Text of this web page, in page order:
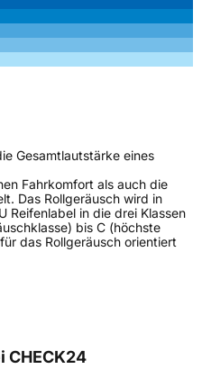
Gesamtlautstärke eines
Fahrkomfort als auch die
Das Rollgeräusch wird in
Reifenlabel in die drei Klassen
bis C (höchste
das Rollgeräusch orientiert
CHECK24